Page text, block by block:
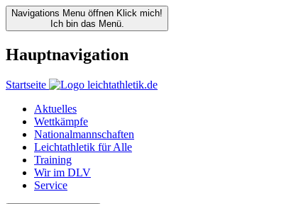
Navigations Menu öffnen Klick mich!
Ich bin das Menü.
Hauptnavigation
Startseite
Aktuelles
Wettkämpfe
Nationalmannschaften
Leichtathletik für Alle
Training
Wir im DLV
Service